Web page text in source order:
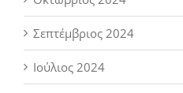
Σεπτέμβριος 2024
Ιούλιος 2024